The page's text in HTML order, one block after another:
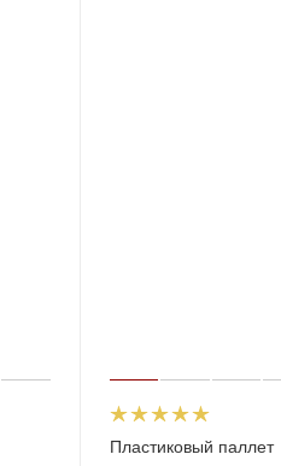
Пластиковый паллет